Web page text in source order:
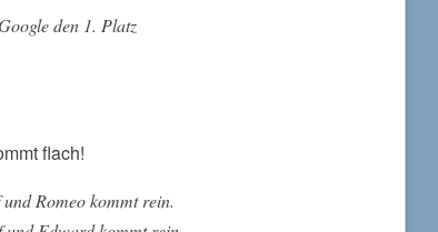
den 1. Platz
flach!
Romeo kommt rein.